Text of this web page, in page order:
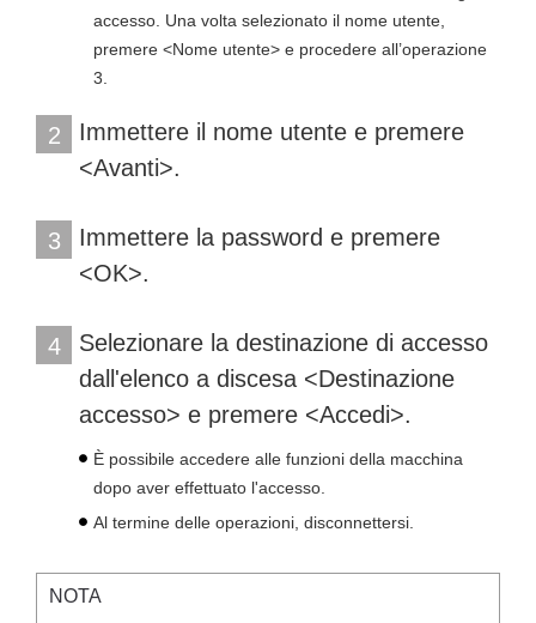
accesso. Una volta selezionato il nome utente,
premere <Nome utente> e procedere all’operazione
3.
2
Immettere il nome utente e premere
<Avanti>.
3
Immettere la password e premere
<OK>.
4
Selezionare la destinazione di accesso
dall'elenco a discesa <Destinazione
accesso> e premere <Accedi>.
È possibile accedere alle funzioni della macchina
dopo aver effettuato l'accesso.
Al termine delle operazioni, disconnettersi.
NOTA